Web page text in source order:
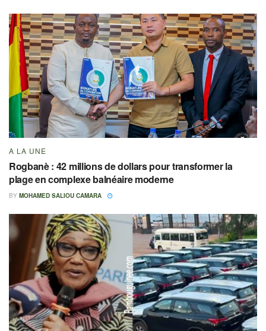
A LA UNE
Rogbanè : 42 millions de dollars pour transformer la
plage en complexe balnéaire moderne
BY MOHAMED SALIOU CAMARA